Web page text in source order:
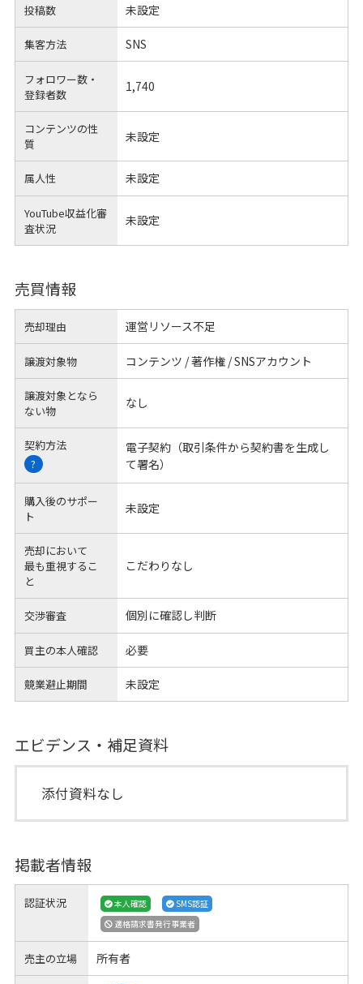
投稿数 未設定
集客方法 SNS
フォロワー数・
登録者数
1,740
コンテンツの性
質
未設定
属人性 未設定
YouTube収益化審
査状況
未設定
売買情報
売却理由 運営リソース不足
譲渡対象物 コンテンツ / 著作権 / SNSアカウント
譲渡対象となら
ない物
なし
契約方法
?
電子契約（取引条件から契約書を生成し
て署名）
購入後のサポー
ト
未設定
売却において
最も重視するこ
と
こだわりなし
交渉審査 個別に確認し判断
買主の本人確認 必要
競業避止期間 未設定
エビデンス・補足資料
添付資料なし
掲載者情報
認証状況 本人確認
SMS認証
適格請求書発行事業者
売主の立場 所有者